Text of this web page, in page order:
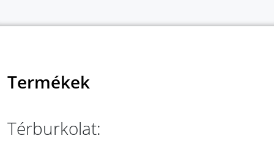
Termékek
Térburkolat: